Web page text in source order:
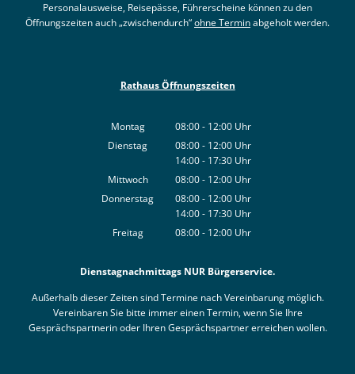
Personalausweise, Reisepässe, Führerscheine können zu den
Öffnungszeiten auch „zwischendurch“ohne Terminabgeholt werden.
Rathaus Öffnungszeiten
Montag 08:00- 12:00 Uhr
Von 08:00 bis 12:00 Uhr
Dienstag 08:00- 12:00 Uhr
Von 08:00 bis 12:00 Uhr
14:00- 17:30 Uhr
Von 14:00 bis 17:30 Uhr
Mittwoch 08:00- 12:00 Uhr
Von 08:00 bis 12:00 Uhr
Donnerstag 08:00- 12:00 Uhr
Von 08:00 bis 12:00 Uhr
14:00- 17:30 Uhr
Von 14:00 bis 17:30 Uhr
Freitag 08:00- 12:00 Uhr
Dienstagnachmittags NUR Bürgerservice.
Außerhalb dieser Zeiten sind Termine nach Vereinbarung möglich.
Vereinbaren Sie bitte immer einen Termin, wenn Sie Ihre
Gesprächspartnerin oder Ihren Gesprächspartner erreichen wollen.